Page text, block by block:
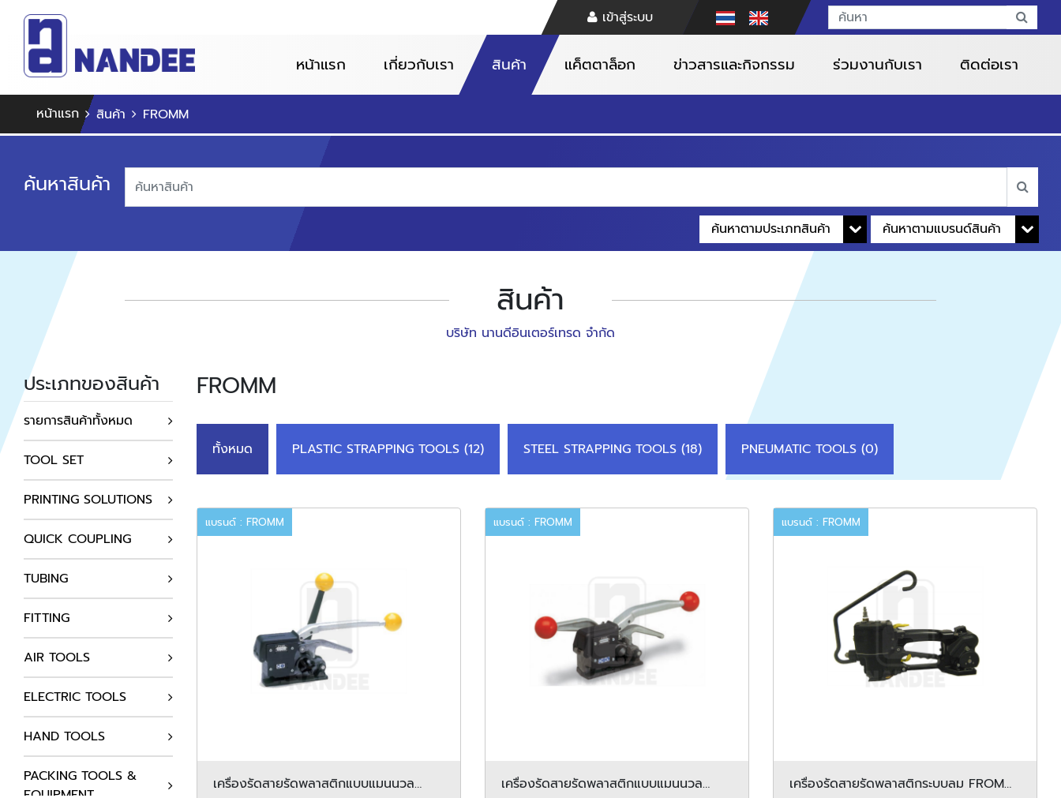
เข้าสู่ระบบ
หน้าแรก เกี่ยวกับเรา สินค้า แค็ตตาล็อก ข่าวสารและกิจกรรม ร่วมงานกับเรา ติดต่อเรา
หน้าแรก สินค้า FROMM
ค้นหาสินค้า
สินค้า
บริษัท นานดีอินเตอร์เทรด จำกัด
ประเภทของสินค้า
รายการสินค้าทั้งหมด
TOOL SET
PRINTING SOLUTIONS
QUICK COUPLING
TUBING
FITTING
AIR TOOLS
ELECTRIC TOOLS
HAND TOOLS
PACKING TOOLS &
FROMM
ทั้งหมด PLASTIC STRAPPING TOOLS (12) STEEL STRAPPING TOOLS (18) PNEUMATIC TOOLS (0)
แบรนด์ : FROMM
เครื่องรัดสายรัดพลาสติกแบบแมนนวล
แบรนด์ : FROMM
เครื่องรัดสายรัดพลาสติกแบบแมนนวล
แบรนด์ : FROMM
เครื่องรัดสายรัดพลาสติกระบบลม FROMM